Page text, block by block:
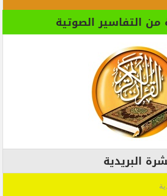
من التفاسير الصوتية
البريدية